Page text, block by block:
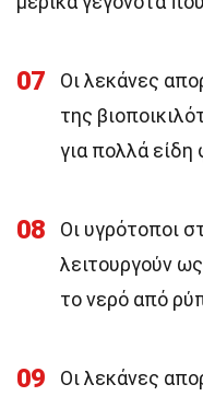
07
Οι λεκάνες
της
για πολλά
08
Οι υγρότοποι
λειτουργούν
το νερό από
09
Οι λεκάνες